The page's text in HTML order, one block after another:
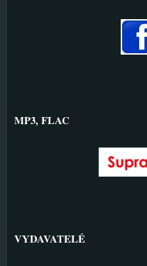
MP3, FLAC
VYDAVATELÉ